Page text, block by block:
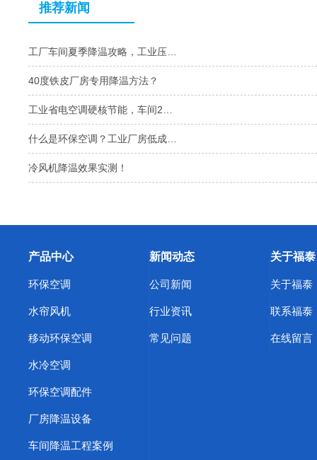
推荐新闻
工厂车间夏季降温攻略，工业压…
40度铁皮厂房专用降温方法？
工业省电空调硬核节能，车间2…
什么是环保空调？工业厂房低成…
冷风机降温效果实测！
产品中心
环保空调
水帘风机
移动环保空调
水冷空调
环保空调配件
厂房降温设备
车间降温工程案例
新闻动态
公司新闻
行业资讯
常见问题
关于福泰
关于福泰
联系福泰
在线留言